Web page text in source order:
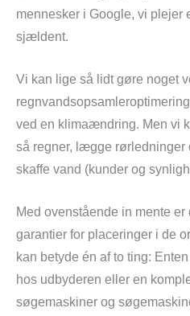
mennesker i Google, vi plejer
sjældent.
Vi kan lige så lidt gøre noget
ved en klimaændring. Men vi
så regner, lægge rørledninger
skaffe vand (kunder og
Med ovenstående in mente er
garantier for placeringer i de
kan betyde én af to ting:
hos udbyderen eller en
søgemaskiner og